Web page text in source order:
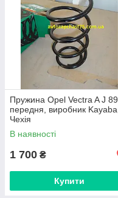
Пружина Opel Vectra A J 89,
передня, виробник Kayaba,
Чехія
В наявності
1 700 ₴
Купити